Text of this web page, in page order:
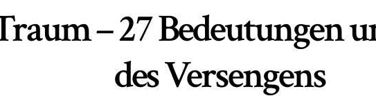
– 27 Bedeutungen
des Versengens